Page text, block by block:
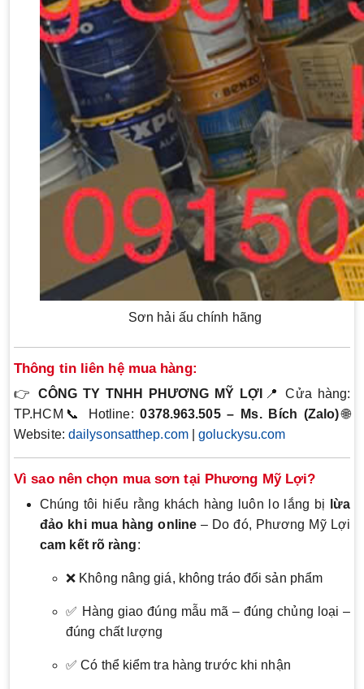
Sơn hải ấu chính hãng
Thông tin liên hệ mua hàng:
👉 CÔNG TY TNHH PHƯƠNG MỸ LỢI
📍 Cửa hàng:
TP.HCM📞 Hotline:0378.963.505 – Ms. Bích (Zalo)🌐
Website: dailysonsatthep.com|goluckysu.com
Vì sao nên chọn mua sơn tại Phương Mỹ Lợi?
Chúng tôi hiểu rằng khách hàng luôn lo lắng bị
lừa
đảo khi mua hàng online – Do đó, Phương Mỹ Lợi
cam kết rõ ràng:
❌ Không nâng giá, không tráo đổi sản phẩm
✅ Hàng giao đúng mẫu mã – đúng chủng loại –
đúng chất lượng
✅ Có thể kiểm tra hàng trước khi nhận